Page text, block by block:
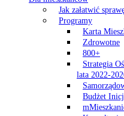
Jak załatwić
Programy
Karta
Zdrowotne
800+
Strategia
lata 2022-
Budżet